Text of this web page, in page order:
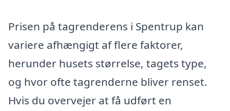
Prisen på tagrenderens i Spentrup kan
variere afhængigt af flere faktorer,
herunder husets størrelse, tagets type,
og hvor ofte tagrenderne bliver renset.
Hvis du overvejer at få udført en